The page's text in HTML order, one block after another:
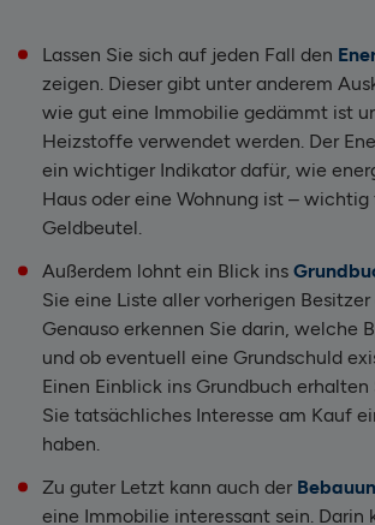
Lassen Sie sich auf jeden Fall den
zeigen. Dieser gibt unter anderem
wie gut eine Immobilie gedämmt ist
Heizstoffe verwendet werden. Der
ein wichtiger Indikator dafür, wie
Haus oder eine Wohnung ist – wichtig
Geldbeutel.
Außerdem lohnt ein Blick ins
Sie eine Liste aller vorherigen
Genauso erkennen Sie darin, welche
und ob eventuell eine Grundschuld
Einen Einblick ins Grundbuch erhalten
Sie tatsächliches Interesse am Kauf
haben.
Zu guter Letzt kann auch der
eine Immobilie interessant sein. Darin